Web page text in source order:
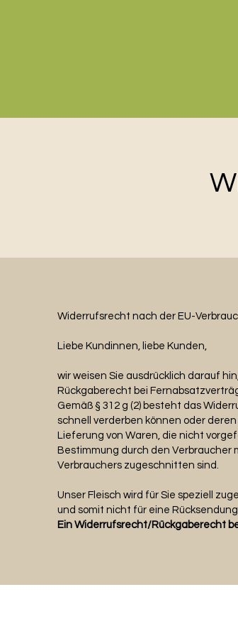
Widerrufsrecht nach der EU-
Liebe Kundinnen, liebe Kunden,
wir weisen Sie ausdrücklich darauf
Rückgaberecht bei
Gemäß § 312 g (2) besteht das
schnell verderben können oder
Lieferung von Waren, die nicht
Bestimmung durch den Verbraucher
Verbrauchers zugeschnitten sind.
Unser Fleisch wird für Sie speziell
und somit nicht für eine
Ein Widerrufsrecht/Rückgaberecht